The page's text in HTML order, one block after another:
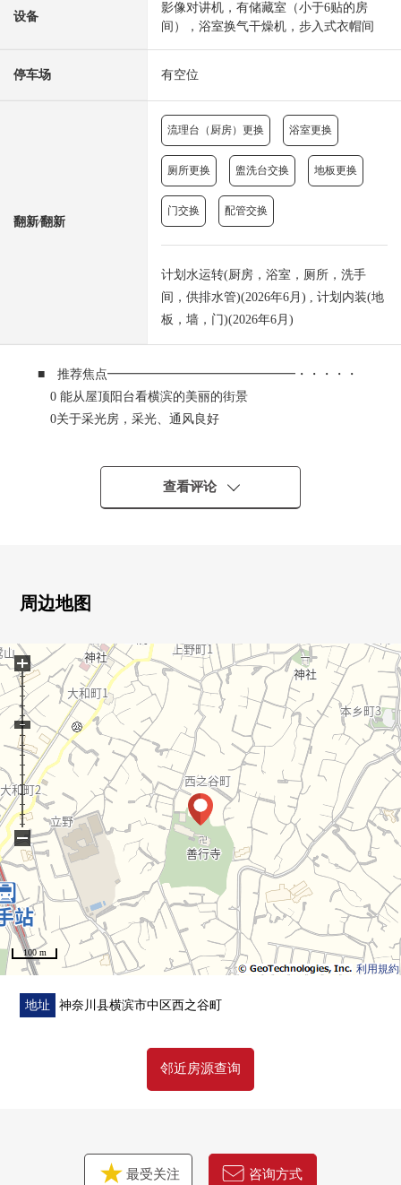
设备
影像对讲机，有储藏室（小于6贴的房
间），浴室换气干燥机，步入式衣帽间
停车场 有空位
翻新⁄翻新
流理台（厨房）更换 浴室更换
厕所更换 盥洗台交换 地板更换
门交换 配管交换
计划水运转(厨房，浴室，厕所，洗手
间，供排水管)(2026年6月) , 计划内装(地
板，墙，门)(2026年6月)
■ 推荐焦点━━━━━━━━━━━━━━━・・・・・
0 能从屋顶阳台看横滨的美丽的街景
0关于采光房，采光、通风良好
0有开放感觉的约18.4张塌塌米客餐厅
0有洗碗机的组合厨房
月)━━━━━━━━━━━━━━━・・・・・
0整体卫浴交换
0盥洗台交换
0门口收纳、门交换
0厕所更换
0地板张替
0层瓷砖张替
0Cross张替
0空调NEW装设(客餐厅)
0开关·插座交换
0照明器具设置
0配管交换(只专有部)
■ 比负责人━━━━━━━━━━━━━━━・・・・・
请比"咨询"或者"预约参观"更询问。
因为也受理在电话的需讨论所以，
请到免费热线"0120-929-232"随便询问。
查看评论
周边地图
利用規約
100 m
+
−
地址 神奈川县横滨市中区西之谷町
邻近房源查询
最受关注 咨询方式